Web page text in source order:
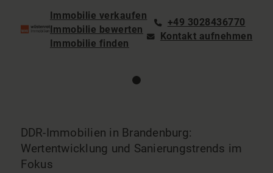
Immobilie verkaufen
Immobilie bewerten
Immobilie finden
+49 3028436770
Kontakt aufnehmen
DDR-Immobilien in Brandenburg:
Wertentwicklung und Sanierungstrends im
Fokus